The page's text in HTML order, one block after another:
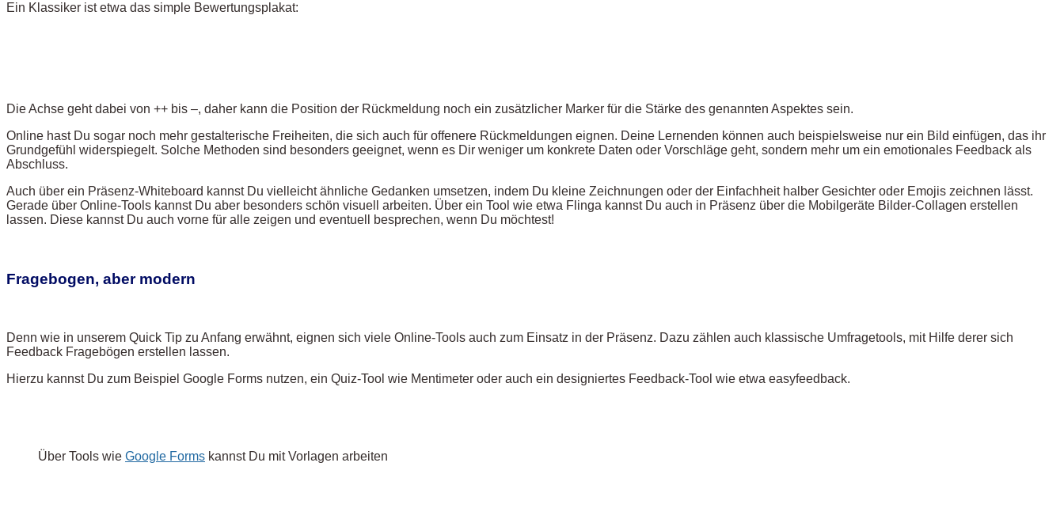
Ein Klassiker ist etwa das simple Bewertungsplakat:
Die Achse geht dabei von ++ bis –, daher kann die Position der Rückmeldung noch ein zusätzlicher Marker für die Stärke des genannten Aspektes sein.
Online hast Du sogar noch mehr gestalterische Freiheiten, die sich auch für offenere Rückmeldungen eignen. Deine Lernenden können auch beispielsweise nur ein Bild einfügen, das ihr
Grundgefühl widerspiegelt. Solche Methoden sind besonders geeignet, wenn es Dir weniger um konkrete Daten oder Vorschläge geht, sondern mehr um ein emotionales Feedback als
Abschluss.
Auch über ein Präsenz-Whiteboard kannst Du vielleicht ähnliche Gedanken umsetzen, indem Du kleine Zeichnungen oder der Einfachheit halber Gesichter oder Emojis zeichnen lässt.
Gerade über Online-Tools kannst Du aber besonders schön visuell arbeiten. Über ein Tool wie etwa Flinga kannst Du auch in Präsenz über die Mobilgeräte Bilder-Collagen erstellen
lassen. Diese kannst Du auch vorne für alle zeigen und eventuell besprechen, wenn Du möchtest!
Fragebogen, aber modern
Denn wie in unserem Quick Tip zu Anfang erwähnt, eignen sich viele Online-Tools auch zum Einsatz in der Präsenz. Dazu zählen auch klassische Umfragetools, mit Hilfe derer sich
Feedback Fragebögen erstellen lassen.
Hierzu kannst Du zum Beispiel Google Forms nutzen, ein Quiz-Tool wie Mentimeter oder auch ein designiertes Feedback-Tool wie etwa easyfeedback.
Über Tools wie Google Forms kannst Du mit Vorlagen arbeiten